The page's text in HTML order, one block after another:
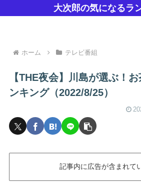
大次郎の気になるラ
ホーム テレビ番組
【THE夜会】川島が選ぶ！
ンキング（2022/8/25）
記事内に広告が含まれて